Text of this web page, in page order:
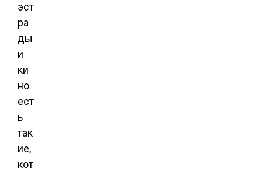
эст
ра
ды
и
ки
но
ест
ь
так
ие,
кот